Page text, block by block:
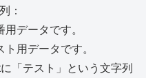
：
データです。
用データです。
「テスト」という文字列